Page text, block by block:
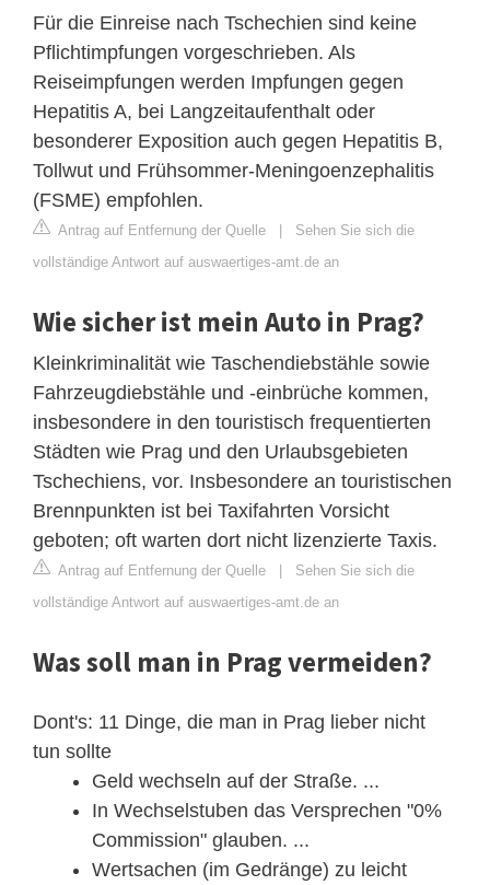
Für die Einreise nach Tschechien sind keine
Pflichtimpfungen vorgeschrieben. Als
Reiseimpfungen werden Impfungen gegen
Hepatitis A, bei Langzeitaufenthalt oder
besonderer Exposition auch gegen Hepatitis B,
Tollwut und Frühsommer-Meningoenzephalitis
(FSME) empfohlen.
Antrag auf Entfernung der Quelle | Sehen Sie sich die
vollständige Antwort auf auswaertiges-amt.de an
Wie sicher ist mein Auto in Prag?
Kleinkriminalität wie Taschendiebstähle sowie
Fahrzeugdiebstähle und -einbrüche kommen,
insbesondere in den touristisch frequentierten
Städten wie Prag und den Urlaubsgebieten
Tschechiens, vor. Insbesondere an touristischen
Brennpunkten ist bei Taxifahrten Vorsicht
geboten; oft warten dort nicht lizenzierte Taxis.
Antrag auf Entfernung der Quelle | Sehen Sie sich die
vollständige Antwort auf auswaertiges-amt.de an
Was soll man in Prag vermeiden?
Dont's: 11 Dinge, die man in Prag lieber nicht
tun sollte
Geld wechseln auf der Straße. ...
In Wechselstuben das Versprechen "0%
Commission" glauben. ...
Wertsachen (im Gedränge) zu leicht